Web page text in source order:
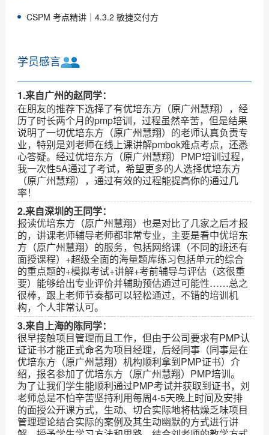
CSPM 考点精讲｜4.3.2 敏捷交付方
学员感言
1.来自广州的赵同学：
在朋友的推荐下选择了有优培东方（原广州慧翔），经
历了时长两个月的pmp培训，过程虽然辛苦，但是结果
说明了一切优培东方（原广州慧翔）的老师认真负责专
业，特别是刘老师在线上课讲解pmbok难点考点，还悉
心答疑。经过优培东方（原广州慧翔）PMP培训过程，
我一次性5A通过了考试，希望更多的人选择优培东方
（原广州慧翔），通过有效的过程能提高你的通过几
率！
2.来自深圳的王同学：
报读优培东方（原广州慧翔）也是对比了几家之后才报
的，讲课老师辅导老师都非常专业，主要是看中优培东
方（原广州慧翔）的服务，包括网络课（不同的班还有
面授课程）+超级全面的海量题库练习包括单元的综合
的重点题的+模拟考试+讲解+考前辅导与评估（这很重
要）能够给出专业评价并辅助预估通过可能性……总之
很棒，跟上老师节奏都可以轻松通过，不错的培训机
构，个人非常认可。
3.来自上海的陈同学：
很早接触项目管理而且工作，但由于公司要求有PMP认
证证书才能正式命名为项目经理，后经同事（同事是在
优培东方（原广州慧翔）机构顺利拿到PMP证书）介
绍，报名参加了优培东方（原广州慧翔）PMP培训。
为了让我们学生能顺利通过PMP考试并获取到证书，刘
老师总是不怕辛苦坚持利用每周4-5天晚上时间及安排
的面授公开课方式，生动、切合实际地将枯燥乏味项目
管理理论结合实际的案例及其生动幽默的方式进行讲